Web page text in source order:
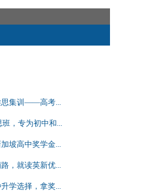
思集训——高考...
，专为初中和...
坡高中奖学金...
，就读英新优...
学选择，拿奖...